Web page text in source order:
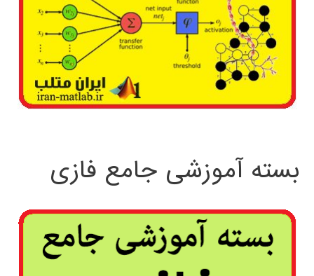
بسته آموزشی جامع فازی